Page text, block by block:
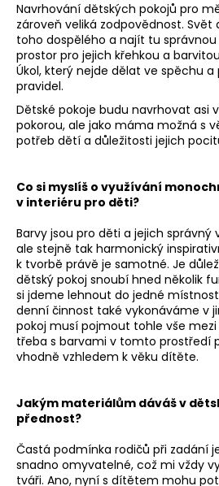
Navrhování dětských pokojů pro
zároveň veliká zodpovědnost. Svět
toho dospělého a najít tu
prostor pro jejich křehkou a
Úkol, který nejde dělat ve spěchu
pravidel.
Dětské pokoje budu navrhovat asi
pokorou, ale jako máma možná s
potřeb dětí a důležitosti jejich
Co si myslíš o využívání
v interiéru pro děti?
Barvy jsou pro děti a jejich správný
ale stejně tak harmonický
k tvorbě právě je samotné. Je
dětský pokoj snoubí hned několik
si jdeme lehnout do jedné
denní činnost také vykonáváme v
pokoj musí pojmout tohle vše mezi
třeba s barvami v tomto prostředí
vhodně vzhledem k věku dítěte.
Jakým materiálům dáváš v
přednost?
Častá podmínka rodičů při zadání
snadno omyvatelné, což mi vždy
tváři. Ano, nyní s dítětem mohu
D
o
p
o
r
u
č
u
e
m